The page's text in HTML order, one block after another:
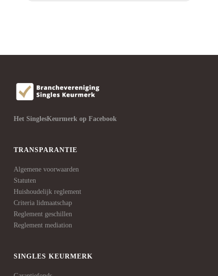
Het SinglesKeurmerk op Facebook
TRANSPARANTIE
Algemene voorwaarden
Statuten
Huishoudelijk reglement
Criteria lidmaatschap
Reglement geschillen
Reglement mediation
SINGLES KEURMERK